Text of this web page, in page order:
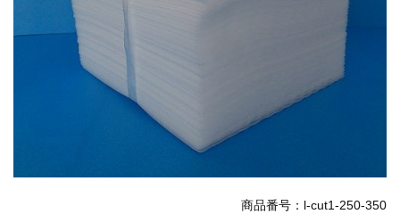
2024.2.27
全国へ確実・迅速に納品...
2024.2.27
オンラインショップを開設いたしました。...
商品番号：l-cut1-250-350